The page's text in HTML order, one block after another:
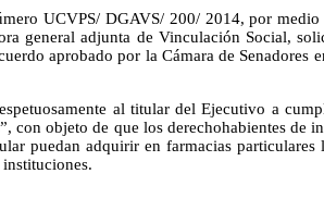
UCVPS/ DGAVS/ 200/ 2014, por
general adjunta de Vinculación Social,
aprobado por la Cámara de Senadores
al titular del Ejecutivo a
con objeto de que los derechohabientes de
puedan adquirir en farmacias particulares